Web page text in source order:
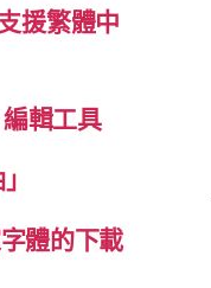
援繁體中
輯工具
體的下載